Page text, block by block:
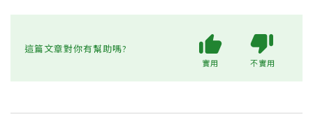
這篇文章對你有幫助嗎?
實用 不實用